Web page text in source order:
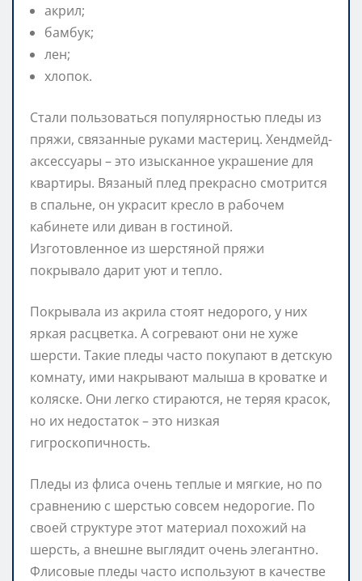
акрил;
бамбук;
лен;
хлопок.
Стали пользоваться популярностью пледы из
пряжи, связанные руками мастериц. Хендмейд-
аксессуары – это изысканное украшение для
квартиры. Вязаный плед прекрасно смотрится
в спальне, он украсит кресло в рабочем
кабинете или диван в гостиной.
Изготовленное из шерстяной пряжи
покрывало дарит уют и тепло.
Покрывала из акрила стоят недорого, у них
яркая расцветка. А согревают они не хуже
шерсти. Такие пледы часто покупают в детскую
комнату, ими накрывают малыша в кроватке и
коляске. Они легко стираются, не теряя красок,
но их недостаток – это низкая
гигроскопичность.
Пледы из флиса очень теплые и мягкие, но по
сравнению с шерстью совсем недорогие. По
своей структуре этот материал похожий на
шерсть, а внешне выглядит очень элегантно.
Флисовые пледы часто используют в качестве